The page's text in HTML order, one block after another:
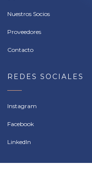
Nuestros Socios
Proveedores
Contacto
REDES SOCIALES
Instagram
Facebook
LinkedIn